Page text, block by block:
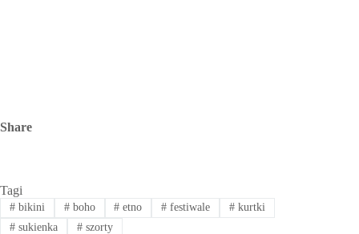
Share
Tagi
#bikini #boho # etno # festiwale # kurtki
#sukienka #szorty